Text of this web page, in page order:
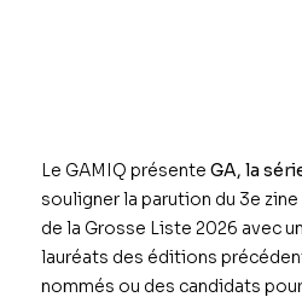
Le GAMIQ présente GA, la
souligner la parution du 3e
de la Grosse Liste 2026 avec
lauréats des éditions
nommés ou des candidats